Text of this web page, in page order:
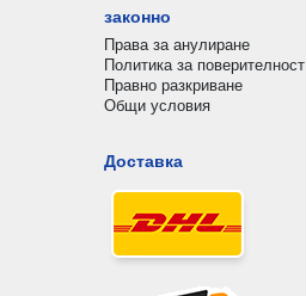
законно
Права за анулиране
Политика за поверителност
Правно разкриване
Общи условия
Доставка